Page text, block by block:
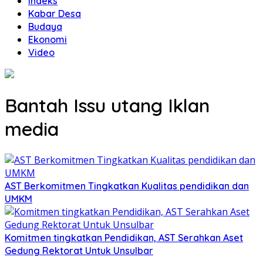
Kabar Desa
Budaya
Ekonomi
Video
Bantah Issu utang Iklan
media
AST Berkomitmen Tingkatkan Kualitas pendidikan dan
UMKM
Komitmen tingkatkan Pendidikan, AST Serahkan Aset
Gedung Rektorat Untuk Unsulbar